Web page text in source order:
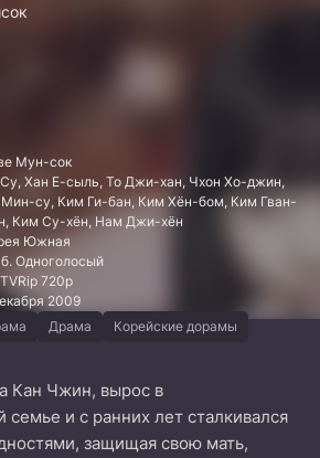
Мун-сок
Хан Е-сыль, То Джи-хан, Чхон Хо-джин,
су, Ким Ги-бан, Ким Хён-бом, Ким Гван-
Ким Су-хён, Нам Джи-хён
Южная
Одноголосый
720p
2009
Драма Корейские дорамы
Кан Чжин, вырос в
и с ранних лет сталкивался
защищая свою мать,